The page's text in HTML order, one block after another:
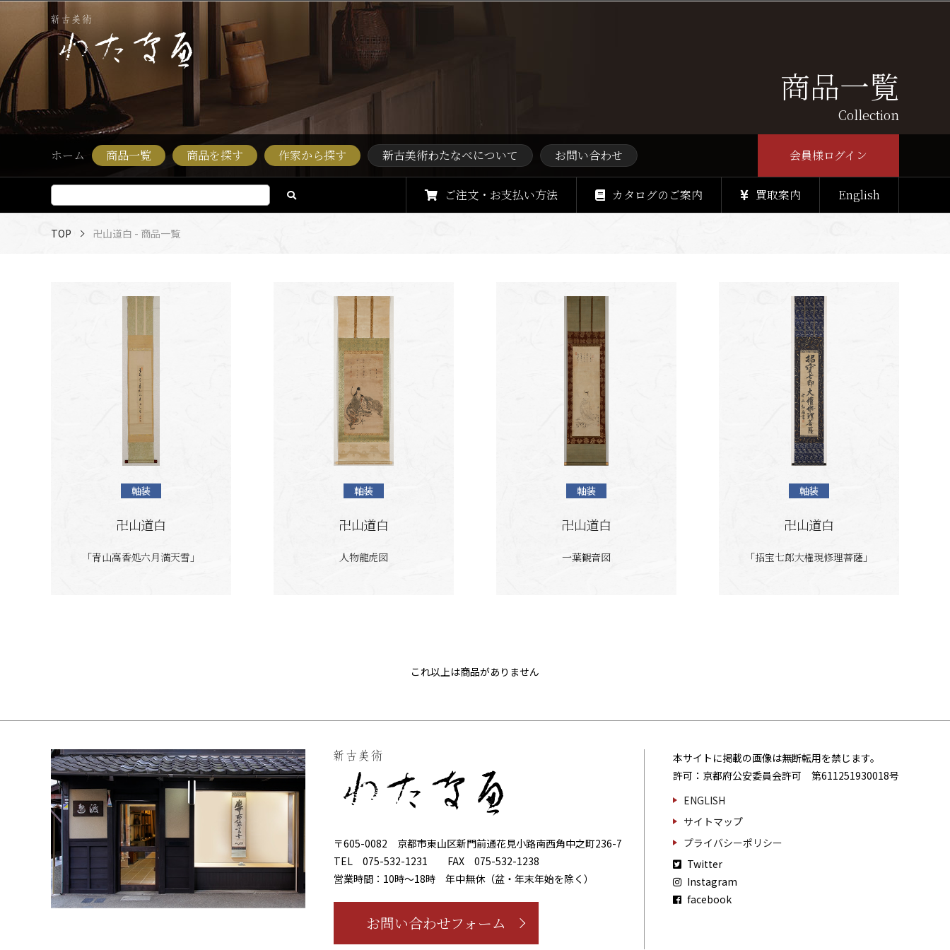
商品一覧
Collection
ホーム 商品一覧 商品を探す 作家から探す 新古美術わたなべについて お問い合わせ 会員様ログイン
ご注文・お支払い方法 カタログのご案内 買取案内 English
TOP 卍山道白 - 商品一覧
軸装
卍山道白
「青山高香処六月満天雪」
軸装
卍山道白
人物龍虎図
軸装
卍山道白
一葉観音図
軸装
卍山道白
「招宝七郎大権現修理菩薩」
これ以上は商品がありません
〒605-0082 京都市東山区新門前通花見小路南西角中之町236-7
TEL
075-532-1231 FAX075-532-1238
営業時間：10時～18時 年中無休（盆・年末年始を除く）
お問い合わせフォーム
本サイトに掲載の画像は無断転用を禁じます。
許可：京都府公安委員会許可 第611251930018号
ENGLISH
サイトマップ
プライバシーポリシー
Twitter
Instagram
facebook